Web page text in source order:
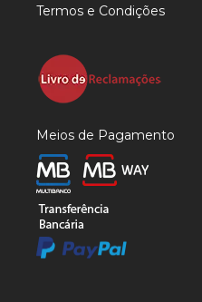
Termos e Condições
Meios de Pagamento